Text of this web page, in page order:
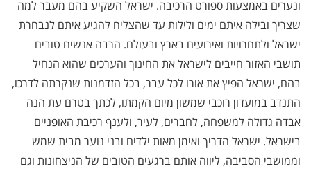
ונערים באמצעות ספורט הרכיבה. ישראל השקיע בהם מעבר למה
שצריך ובילה איתם ימים ולילות עד שהצליח להגיע איתם לנבחרת
ישראל ולתחרויות ואירועים בארץ ובעולם. הרבה אנשים טובים
תושבי האזור חייבים לישראל את החינוך והערכים שהוא הנחיל
בהם, ישראל הפיץ את אורו לכל עבר, בכל הזדמנות שנקרתה לדרכו,
התנדב במועדון רוכבי שמשון מיום הקמתו, לכתך בטרם עת הנה
אבדה גדולה למשפחה, לחברים, לעיר, ולענף רכיבת האופניים
בישראל. ישראל הדריך ואימן מאות ילדים ובני נוער מבית שמש
וממושבי הסביבה, ליווה אותם ברגעים הטובים של הניצחונות וגם